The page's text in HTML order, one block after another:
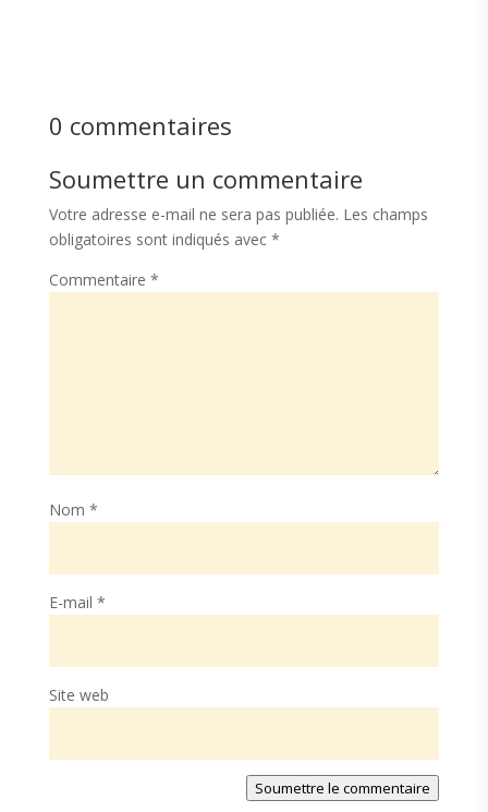
0 commentaires
Soumettre un commentaire
Votre adresse e-mail ne sera pas publiée. Les champs
obligatoires sont indiqués avec *
Commentaire *
Nom *
E-mail *
Site web
Soumettre le commentaire